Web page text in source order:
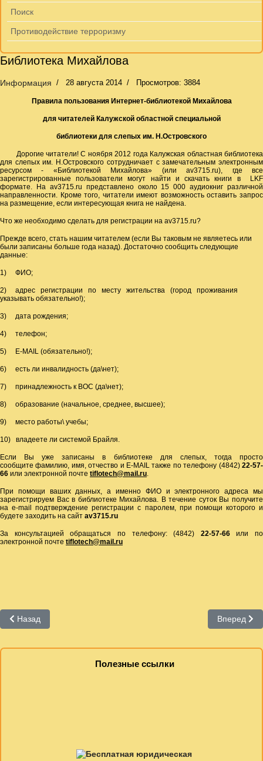
Поиск
Противодействие терроризму
Библиотека Михайлова
Информация 28 августа 2014 Просмотров: 3884
Правила пользования Интернет-библиотекой Михайлова
для читателей Калужской областной специальной
библиотеки для слепых им. Н.Островского
Дорогие читатели! С ноября 2012 года Калужская областная библиотека
для слепых им. Н.Островского сотрудничает с замечательным электронным
ресурсом - «Библиотекой Михайлова» (или av3715.ru), где все
зарегистрированные пользователи могут найти и скачать книги в LKF
формате. На av3715.ru представлено около 15 000 аудиокниг различной
направленности. Кроме того, читатели имеют возможность оставить запрос
на размещение, если интересующая книга не найдена.
Что же необходимо сделать для регистрации на av3715.ru?
Прежде всего, стать нашим читателем (если Вы таковым не являетесь или
были записаны больше года назад). Достаточно сообщить следующие
данные:
1) ФИО;
2) адрес регистрации по месту жительства (город проживания
указывать обязательно!);
3) дата рождения;
4) телефон;
5) Е-МАIL (обязательно!);
6) есть ли инвалидность (да\нет);
7) принадлежность к ВОС (да\нет);
8) образование (начальное, среднее, высшее);
9) место работы\ учебы;
10) владеете ли системой Брайля.
Если Вы уже записаны в библиотеке для слепых, тогда просто
сообщите фамилию, имя, отчество и E-MAIL также по телефону (4842) 22-57-
66 или электронной почте tiflotech@mail .ru.
При помощи ваших данных, а именно ФИО и электронного адреса мы
зарегистрируем Вас в библиотеке Михайлова. В течение суток Вы получите
на е-mail подтверждение регистрации с паролем, при помощи которого и
будете заходить на сайт av3715.ru
За консультацией обращаться по телефону: (4842) 22-57-66или по
электронной почте tiflotech@mail .ru
Предыдущий: Успение
Назад Вперед
Полезные ссылки